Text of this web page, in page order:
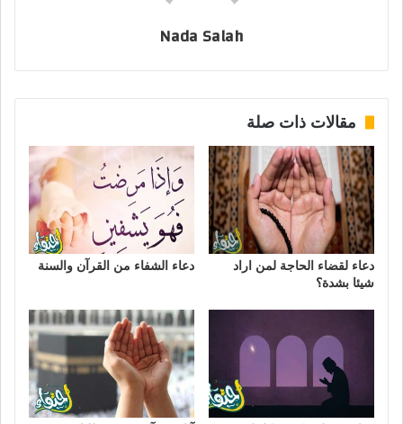
Nada Salah
مقالات ذات صلة
دعاء لقضاء الحاجة لمن اراد
شيئا بشدة؟
دعاء الشفاء من القرآن والسنة